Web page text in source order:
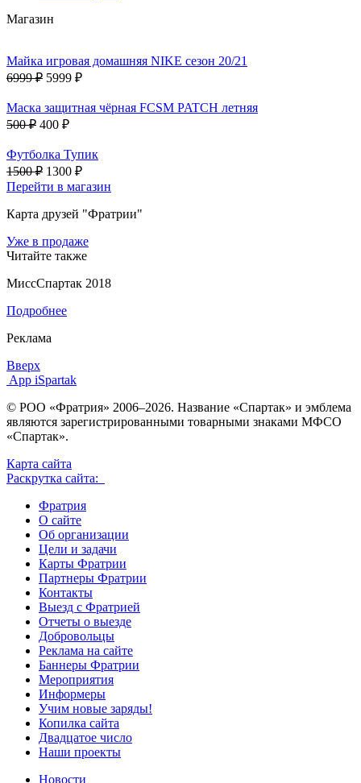
Магазин
Майка игровая домашняя NIKE сезон 20/21
6999 ₽ 5999 ₽
Маска защитная чёрная FCSM PATCH летняя
500 ₽ 400 ₽
Футболка Тупик
1500 ₽ 1300 ₽
Перейти в магазин
Карта друзей "Фратрии"
Уже в продаже
Читайте также
МиссСпартак 2018
Подробнее
Реклама
Вверх
App iSpartak
© РОО «Фратрия» 2006–2026. Название «Спартак» и эмблема
являются зарегистрированными товарными знаками МФСО
«Спартак».
Карта сайта
Раскрутка сайта:
Фратрия
О сайте
Об организации
Цели и задачи
Карты Фратрии
Партнеры Фратрии
Контакты
Выезд с Фратрией
Отчеты о выезде
Добровольцы
Реклама на сайте
Баннеры Фратрии
Мероприятия
Информеры
Учим новые заряды!
Копилка сайта
Двадцатое число
Наши проекты
Новости